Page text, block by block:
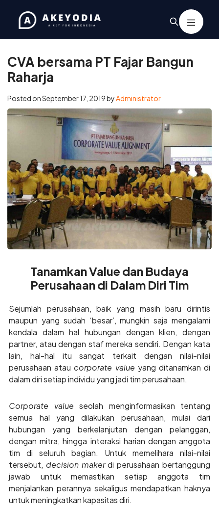
CVA bersama PT Fajar Bangun
Raharja
Posted onSeptember 17, 2019byAdministrator
Tanamkan Value dan Budaya
Perusahaan di Dalam Diri Tim
Sejumlah perusahaan, baik yang masih baru dirintis
maupun yang sudah ‘besar’, mungkin saja mengalami
kendala dalam hal hubungan dengan klien, dengan
partner, atau dengan staf mereka sendiri. Dengan kata
lain, hal-hal itu sangat terkait dengan nilai-nilai
perusahaan atau corporate value yang ditanamkan di
dalam diri setiap individu yang jadi tim perusahaan.
Corporate value seolah menginformasikan tentang
semua hal yang dilakukan perusahaan, mulai dari
hubungan yang berkelanjutan dengan pelanggan,
dengan mitra, hingga interaksi harian dengan anggota
tim di seluruh bagian. Untuk memelihara nilai-nilai
tersebut, decision makerdi perusahaan bertanggung
jawab untuk memastikan setiap anggota tim
menjalankan perannya sekaligus mendapatkan haknya
untuk meningkatkan kapasitas diri.